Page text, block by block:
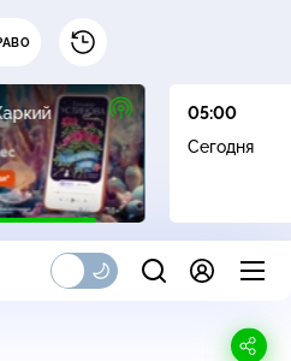
16+
05:00
Сегодня